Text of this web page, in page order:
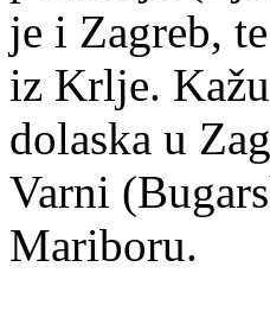
je i Zagreb,
iz Krlje.
dolaska u
Varni
Mariboru.